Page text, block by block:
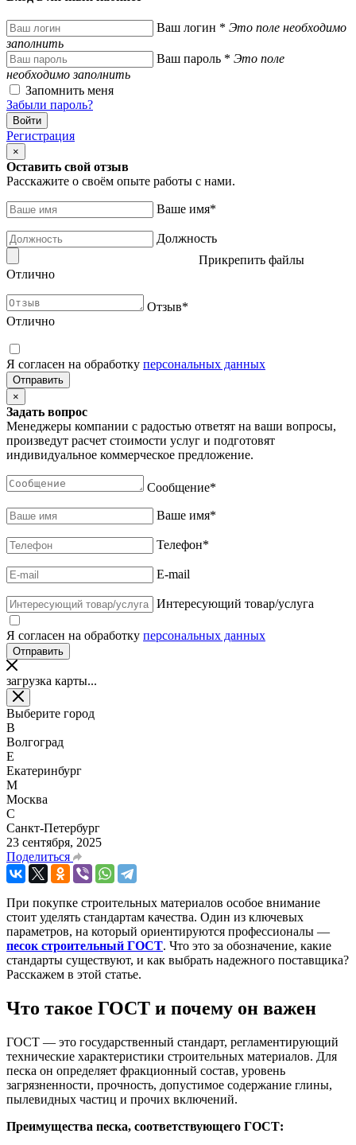
Ваш логин * Это поле необходимо
заполнить
Ваш пароль * Это поле
необходимо заполнить
Запомнить меня
Забыли пароль?
Регистрация
×
Оставить свой отзыв
Расскажите о своём опыте работы с нами.
Ваше имя*
Должность
Прикрепить файлы
Отлично
Отзыв*
Отлично
Я согласен на обработку персональных данных
×
Задать вопрос
Менеджеры компании с радостью ответят на ваши вопросы,
произведут расчет стоимости услуг и подготовят
индивидуальное коммерческое предложение.
Сообщение*
Ваше имя*
Телефон*
E-mail
Интересующий товар/услуга
Я согласен на обработку персональных данных
загрузка карты...
Выберите город
В
Волгоград
Е
Екатеринбург
М
Москва
С
Санкт-Петербург
23 сентября, 2025
Поделиться
При покупке строительных материалов особое внимание
стоит уделять стандартам качества. Один из ключевых
параметров, на который ориентируются профессионалы —
песок строительный ГОСТ. Что это за обозначение, какие
стандарты существуют, и как выбрать надежного поставщика?
Расскажем в этой статье.
Что такое ГОСТ и почему он важен
ГОСТ — это государственный стандарт, регламентирующий
технические характеристики строительных материалов. Для
песка он определяет фракционный состав, уровень
загрязненности, прочность, допустимое содержание глины,
пылевидных частиц и прочих включений.
Преимущества песка, соответствующего ГОСТ: